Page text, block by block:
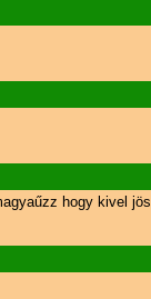
hogy kivel